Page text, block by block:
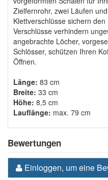
Zielfernrohr, zwei Läufen
Klettverschlüsse sichern
Verschlüsse verhindern
angebrachte Löcher,
Schlösser, schützen Ihren
Öffnen.
Länge: 83 cm
Breite: 33 cm
Höhe: 8,5 cm
Lauflänge: max. 79 cm
Bewertungen
Einloggen, um eine